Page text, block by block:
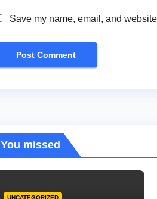
Save my name, email, and
You missed
UNCATEGORIZED